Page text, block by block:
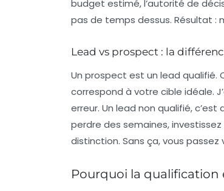
budget estimé, l’autorité de
pas de temps dessus. Résultat :
Lead vs prospect : la
Un prospect est un lead qualifié.
correspond à votre cible idéale.
erreur. Un lead non qualifié,
perdre des semaines,
distinction. Sans ça, vous
Pourquoi la qualification